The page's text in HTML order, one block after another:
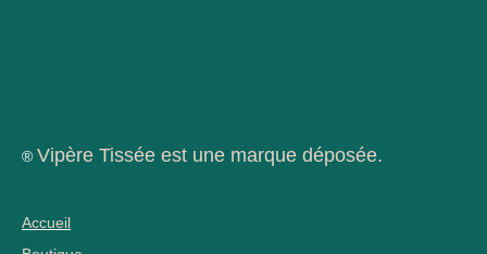
® Vipère Tissée est une marque déposée.
Accueil